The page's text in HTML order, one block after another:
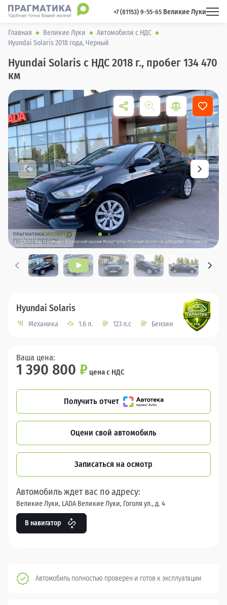
+7 (81153) 9-55-65 Великие Луки
Главная Великие Луки
Автомобили с НДС
Hyundai Solaris 2018 года, Черный
Hyundai Solaris с НДС 2018 г., пробег 134 470
км
Hyundai Solaris
Механика 1.6 л. 123 л.с Бензин
Ваша цена:
1 390 800 ₽ цена с НДС
Получить отчет
Оцени свой автомобиль
Записаться на осмотр
Автомобиль ждет вас по адресу:
Великие Луки, LADA Великие Луки, Гоголя ул., д. 4
В навигатор
Автомобиль полностью проверен и готов к эксплуатации